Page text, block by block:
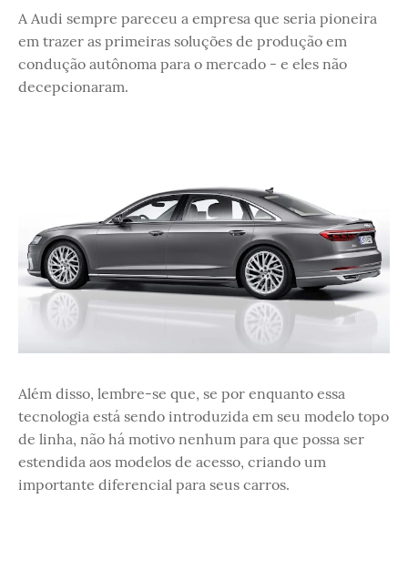
A Audi sempre pareceu a empresa que seria pioneira
em trazer as primeiras soluções de produção em
condução autônoma para o mercado - e eles não
decepcionaram.
Além disso, lembre-se que, se por enquanto essa
tecnologia está sendo introduzida em seu modelo topo
de linha, não há motivo nenhum para que possa ser
estendida aos modelos de acesso, criando um
importante diferencial para seus carros.